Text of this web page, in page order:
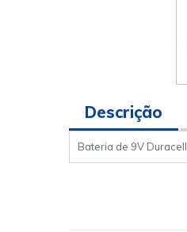
Descrição
Bateria de 9V Duracell